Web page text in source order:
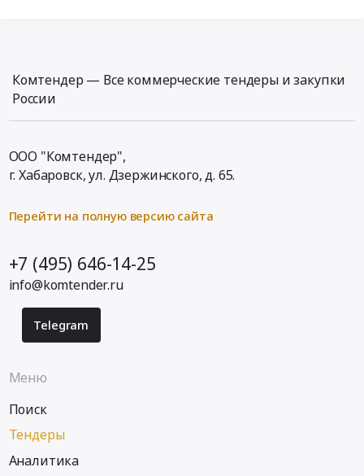
Комтендер — Все коммерческие тендеры и закупки
России
ООО "Комтендер",
г. Хабаровск,ул. Дзержинского, д. 65.
Перейти на полную версию сайта
+7 (495) 646-14-25
info@komtender.ru
Telegram
Меню
Поиск
Тендеры
Аналитика